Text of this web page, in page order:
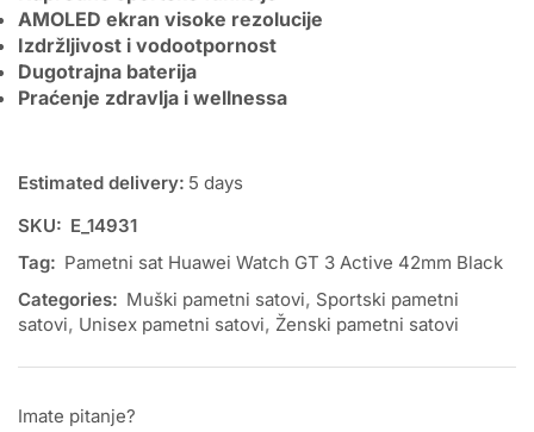
AMOLED ekran visoke rezolucije
Izdržljivost i vodootpornost
Dugotrajna baterija
Praćenje zdravlja i wellnessa
Estimated delivery: 5 days
SKU: E_14931
Tag: Pametni sat Huawei Watch GT 3 Active 42mm Black
Categories: Muški pametni satovi, Sportski pametni
satovi, Unisex pametni satovi, Ženski pametni satovi
Imate pitanje?